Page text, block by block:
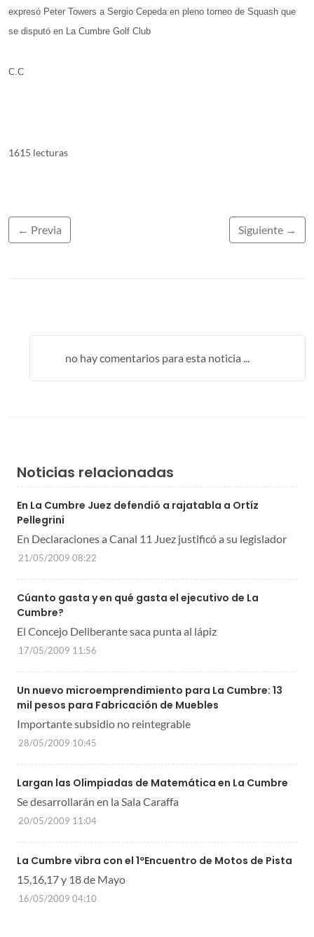
expresó Peter Towers a Sergio Cepeda en pleno torneo de Squash que
se disputó en La Cumbre Golf Club
C.C
1615 lecturas
← Previa Siguiente →
no hay comentarios para esta noticia ...
Noticias relacionadas
En La Cumbre Juez defendió a rajatabla a Ortíz
Pellegrini
En Declaraciones a Canal 11 Juez justificó a su legislador
21/05/2009 08:22
Cúanto gasta y en qué gasta el ejecutivo de La
Cumbre?
El Concejo Deliberante saca punta al lápiz
17/05/2009 11:56
Un nuevo microemprendimiento para La Cumbre: 13
mil pesos para Fabricación de Muebles
Importante subsidio no reintegrable
28/05/2009 10:45
Largan las Olimpiadas de Matemática en La Cumbre
Se desarrollarán en la Sala Caraffa
20/05/2009 11:04
La Cumbre vibra con el 1ºEncuentro de Motos de Pista
15,16,17 y 18 de Mayo
16/05/2009 04:10